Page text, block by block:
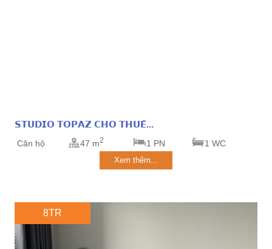
𝗦𝗧𝗨𝗗𝗜𝗢 𝗧𝗢𝗣𝗔𝗭 𝗖𝗛𝗢 𝗧𝗛𝗨𝗘̂...
Căn hộ 47 m2 1 PN 1 WC
Xem thêm...
8TR